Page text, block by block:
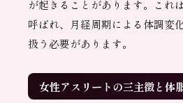
が起きることがあります。これ
呼ばれ、月経周期による体調変
扱う必要があります。
女性アスリートの三主徴と体